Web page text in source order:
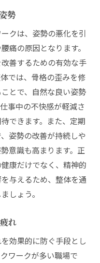
勢
クは、姿勢の悪化を引
痛の原因となります。
善するための有効な手
では、骨格の歪みを修
とで、自然な良い姿勢
事中の不快感が軽減さ
できます。また、定期
姿勢の改善が持続しや
意識も高まります。正
康だけでなく、精神的
与えるため、整体を通
しょう。
れ
効果的に防ぐ手段とし
ワークが多い職場で